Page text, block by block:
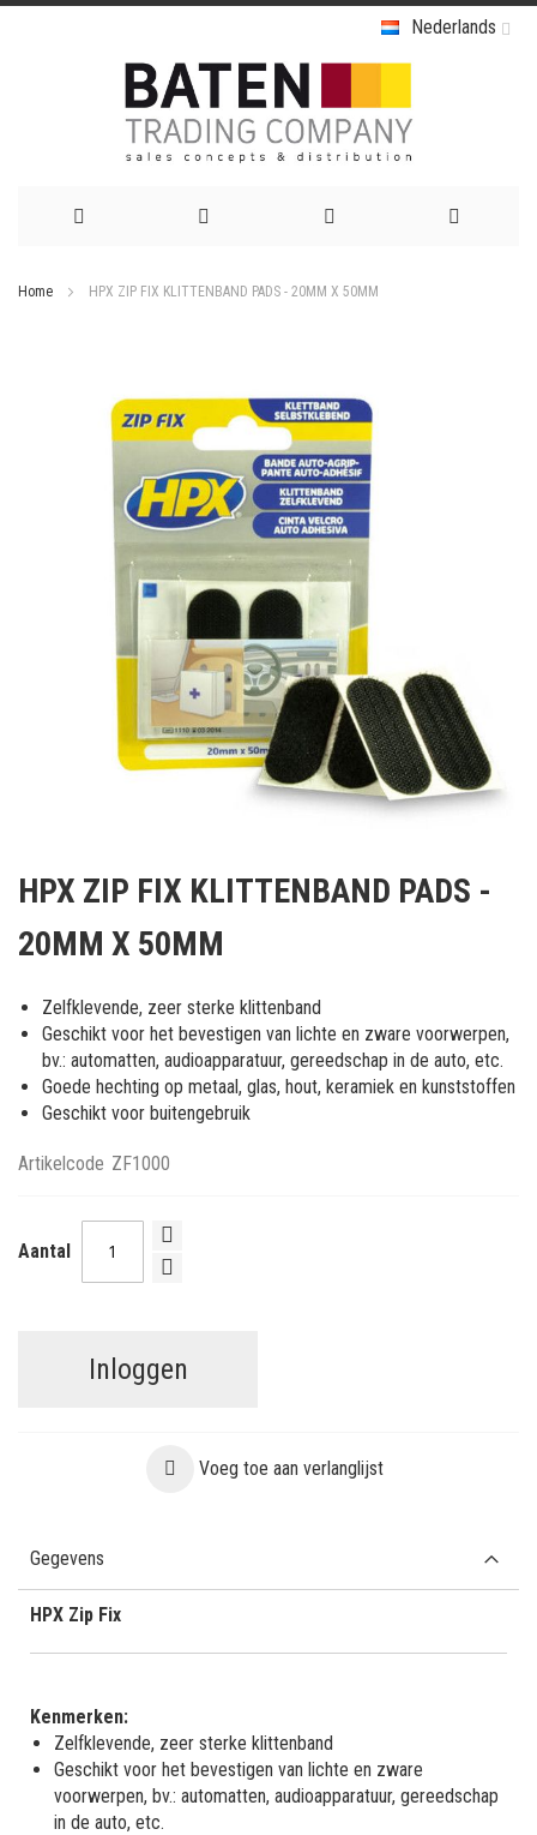
Nederlands
Home HPX ZIP FIX KLITTENBAND PADS - 20MM X 50MM
het
van
afbeeldingen-
gallerij
HPX ZIP FIX KLITTENBAND PADS -
20MM X 50MM
Zelfklevende, zeer sterke klittenband
Geschikt voor het bevestigen van lichte en zware voorwerpen,
bv.: automatten, audioapparatuur, gereedschap in de auto, etc.
Goede hechting op metaal, glas, hout, keramiek en kunststoffen
Geschikt voor buitengebruik
Artikelcode ZF1000
Aantal
Inloggen
Voeg toe aan verlanglijst
Gegevens
HPX Zip Fix
Kenmerken:
Zelfklevende, zeer sterke klittenband
Geschikt voor het bevestigen van lichte en zware
voorwerpen, bv.: automatten, audioapparatuur, gereedschap
in de auto, etc.